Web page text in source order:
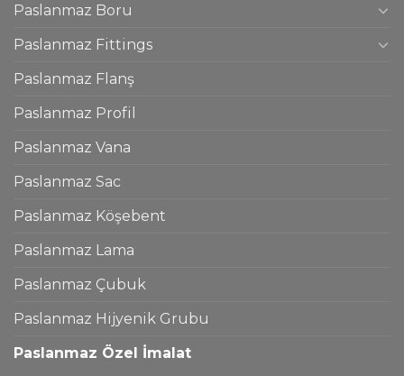
Paslanmaz Boru
Paslanmaz Fittings
Paslanmaz Flanş
Paslanmaz Profil
Paslanmaz Vana
Paslanmaz Sac
Paslanmaz Köşebent
Paslanmaz Lama
Paslanmaz Çubuk
Paslanmaz Hijyenik Grubu
Paslanmaz Özel İmalat